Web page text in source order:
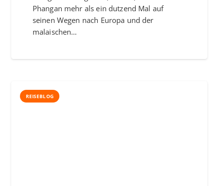
Phangan mehr als ein dutzend Mal auf
seinen Wegen nach Europa und der
malaischen…
REISEBLOG